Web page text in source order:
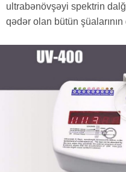
ultrabənövşəyi spektrin
qədər olan bütün şüalarının